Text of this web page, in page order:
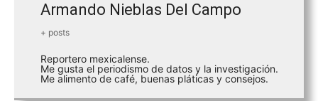
Armando Nieblas Del Campo
+ posts
Reportero mexicalense.
Me gusta el periodismo de datos y la investigación.
Me alimento de café, buenas pláticas y consejos.